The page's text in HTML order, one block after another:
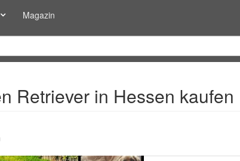
Magazin
Retriever in Hessen kaufen